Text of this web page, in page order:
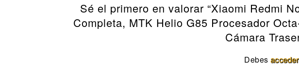
Sé el primero en valorar “Xiaomi Redmi
Completa, MTK Helio G85 Procesador
Cámara
Debesacceder